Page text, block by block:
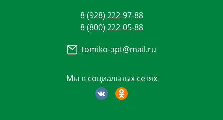
Мы в социальных сетях
8 (928) 222-97-88
8 (800) 222-05-88
tomiko-opt@mail.ru